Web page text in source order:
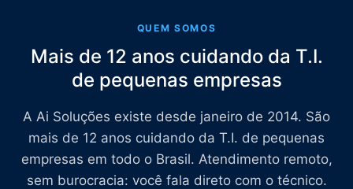
QUEM SOMOS
Mais de 12 anos cuidando da T.I.
de pequenas empresas
A Ai Soluções existe desde janeiro de 2014. São
mais de 12 anos cuidando da T.I. de pequenas
empresas em todo o Brasil. Atendimento remoto,
sem burocracia: você fala direto com o técnico.